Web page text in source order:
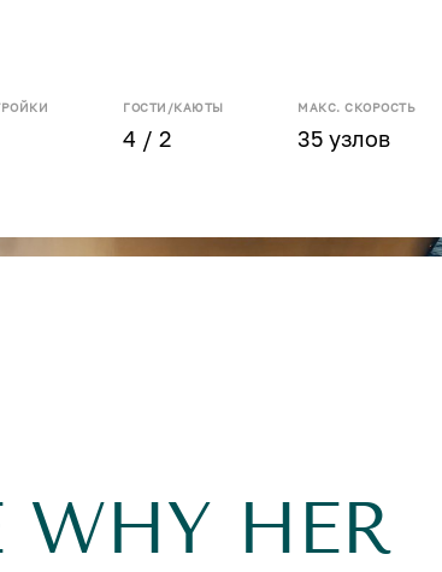
ГОСТИ/КАЮТЫ
4 / 2
МАКС. СКОРОСТЬ
35 узлов
HER